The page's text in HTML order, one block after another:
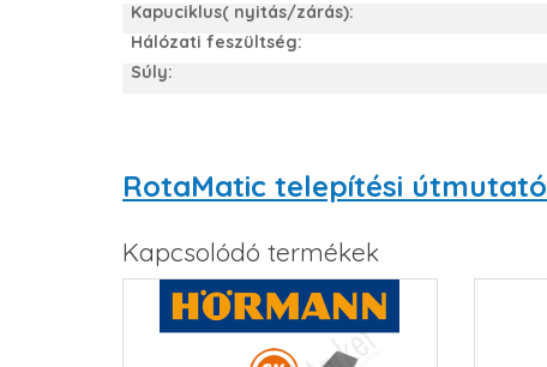
Kapuciklus( nyitás/zárás):
Hálózati feszültség:
Súly:
RotaMatic telepítési útmutató
Kapcsolódó termékek